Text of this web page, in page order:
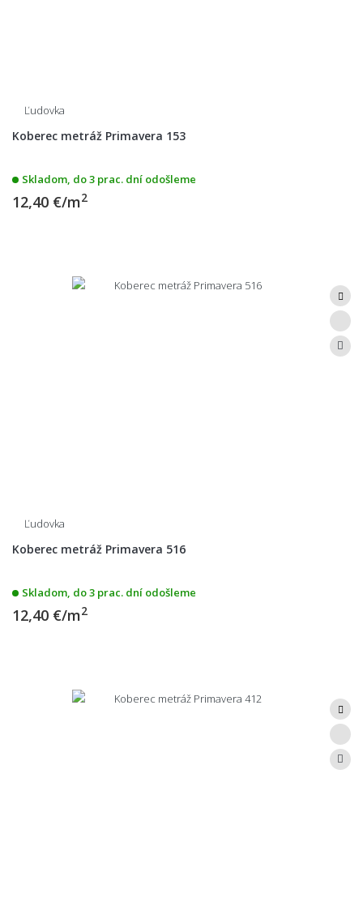
Ľudovka
Koberec metráž Primavera 153
Skladom, do 3 prac. dní odošleme
12,40 €/m2
Ľudovka
Koberec metráž Primavera 516
Skladom, do 3 prac. dní odošleme
12,40 €/m2